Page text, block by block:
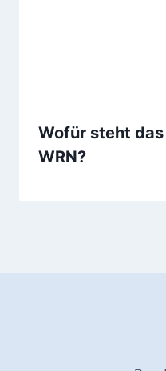
Wofür steht
WRN?